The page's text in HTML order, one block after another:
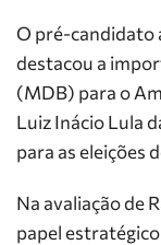
O pré-candidato
destacou a
(MDB) para o
Luiz Inácio Lula
para as eleições
Na avaliação de
papel